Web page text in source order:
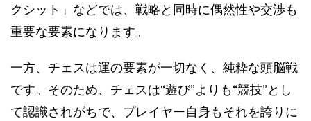
クシット」などでは、戦略と同時に偶然性や交渉も
重要な要素になります。
一方、チェスは運の要素が一切なく、純粋な頭脳戦
です。そのため、チェスは“遊び”よりも“競技”とし
て認識されがちで、プレイヤー自身もそれを誇りに